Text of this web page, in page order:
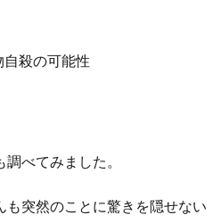
自殺の可能性
べてみました。
も突然のことに驚きを隠せない